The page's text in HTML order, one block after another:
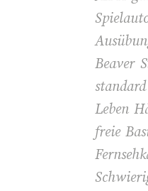
Beaver
Leben
freie